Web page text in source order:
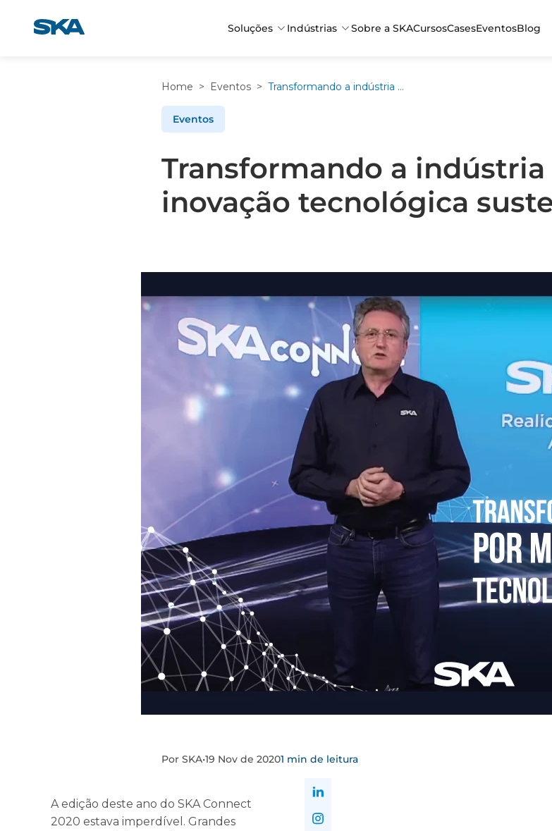
Soluções Indústrias Sobre a SKACursosCasesEventosBlog
Home > Eventos > Transformando a indústria por meio da inovação tecnológica sustentável
Eventos
Transformando a
inovação tecnológica
Por SKA•19 Nov de 20201 min de leitura
A edição deste ano do SKA Connect
2020 estava imperdível. Grandes